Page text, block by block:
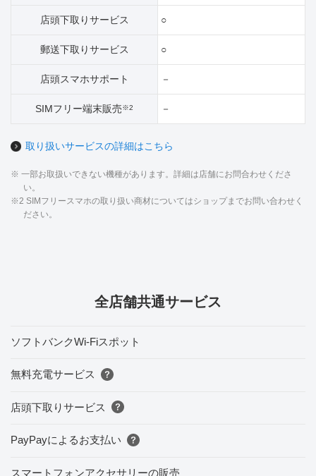
店頭下取りサービス ○
郵送下取りサービス ○
店頭スマホサポート －
SIMフリー端末販売※2 －
取り扱いサービスの詳細はこちら
※ 一部お取扱いできない機種があります。詳細は店舗にお問合わせくださ
い。
※2 SIMフリースマホの取り扱い商材についてはショップまでお問い合わせく
ださい。
全店舗共通サービス
ソフトバンクWi-Fiスポット
無料充電サービス
店頭下取りサービス
PayPayによるお支払い
スマートフォンアクセサリーの販売